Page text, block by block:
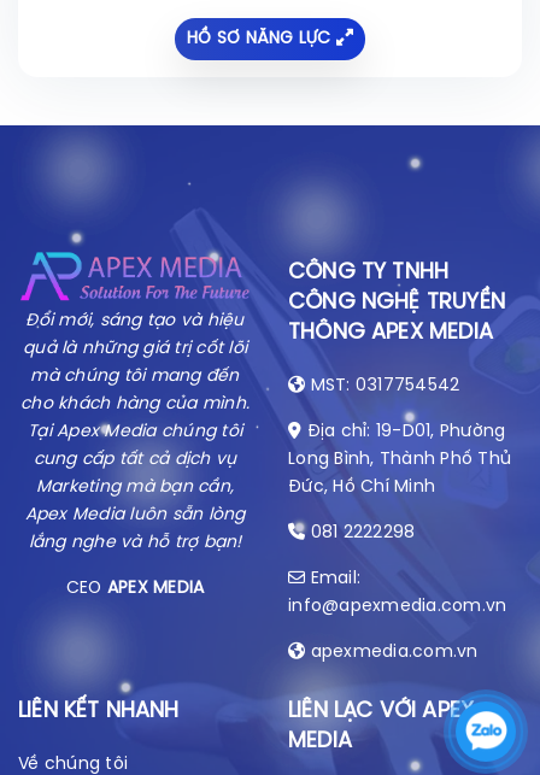
HỒ SƠ NĂNG LỰC
Đổi mới, sáng tạo và hiệu
quả là những giá trị cốt lõi
mà chúng tôi mang đến
cho khách hàng của mình.
Tại Apex Media chúng tôi
cung cấp tất cả dịch vụ
Marketing mà bạn cần,
Apex Media luôn sẵn lòng
lắng nghe và hỗ trợ bạn!
CEO APEX MEDIA
CÔNG TY TNHH
CÔNG NGHỆ TRUYỀN
THÔNG APEX MEDIA
MST: 0317754542
Địa chỉ: 19-D01, Phường
Long Bình, Thành Phố Thủ
Đức, Hồ Chí Minh
081 2222298
Email:
info@apexmedia.com.vn
apexmedia.com.vn
LIÊN KẾT NHANH
Về chúng tôi
LIÊN LẠC VỚI APEX
MEDIA